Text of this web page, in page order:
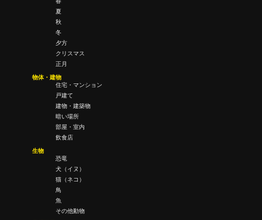
夏
秋
冬
夕方
クリスマス
正月
物体・建物
住宅・マンション
戸建て
建物・建築物
暗い場所
部屋・室内
飲食店
生物
恐竜
犬（イヌ）
猫（ネコ）
鳥
魚
その他動物